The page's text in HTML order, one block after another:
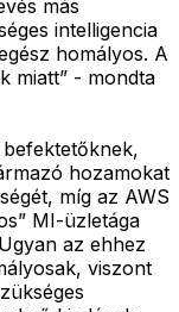
más
intelligencia
homályos. A
miatt” - mondta
hozamokat
míg az AWS
MI-üzletága
az ehhez
viszont